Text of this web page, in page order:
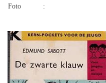
Foto
: